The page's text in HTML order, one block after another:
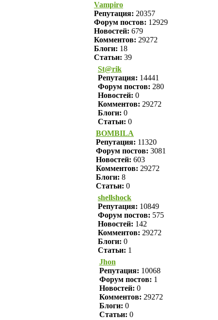
Vampiro
Репутация: 20357
Форум постов: 12929
Новостей: 679
Комментов: 29272
Блоги: 18
Статьи: 39
St@rik
Репутация: 14441
Форум постов: 280
Новостей: 0
Комментов: 29272
Блоги: 0
Статьи: 0
BOMBILA
Репутация: 11320
Форум постов: 3081
Новостей: 603
Комментов: 29272
Блоги: 8
Статьи: 0
shellshock
Репутация: 10849
Форум постов: 575
Новостей: 142
Комментов: 29272
Блоги: 0
Статьи: 1
Jhon
Репутация: 10068
Форум постов: 1
Новостей: 0
Комментов: 29272
Блоги: 0
Статьи: 0